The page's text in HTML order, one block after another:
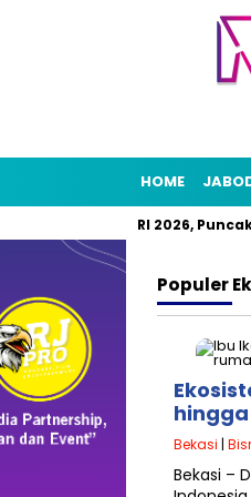
HOME
Rakyat HUT RI 2026,
Populer
Bekasi |
Bekasi –